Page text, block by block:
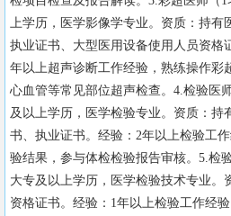
上学历，医学影像学专业。资质：持有
执业证书、大型医用设备使用人员资格
年以上超声诊断工作经验，熟练操作彩
心血管等常见部位超声检查。4.检验医
及以上学历，医学检验专业。资质：持
书、执业证书。经验：2年以上检验工
验结果，参与体检检验报告审核。5.检
大专及以上学历，医学检验技术专业。
资格证书。经验：1年以上检验工作经